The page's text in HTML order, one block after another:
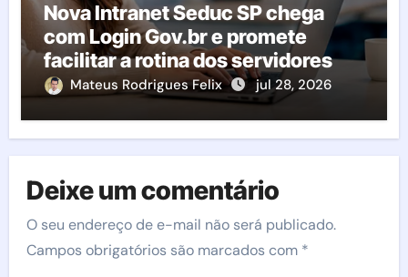
Nova Intranet Seduc SP chega
com Login Gov.br e promete
facilitar a rotina dos servidores
Mateus Rodrigues Felix jul 28, 2026
Deixe um comentário
O seu endereço de e-mail não será publicado.
Campos obrigatórios são marcados com *